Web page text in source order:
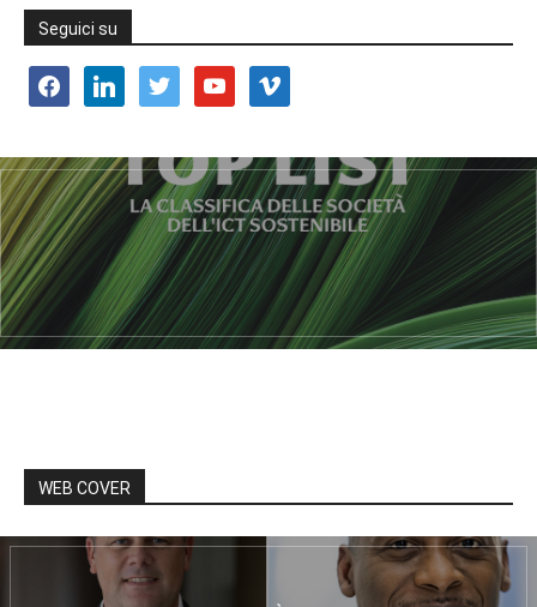
Seguici su
facebooklinkedin twitter youtube vimeo
WEB COVER